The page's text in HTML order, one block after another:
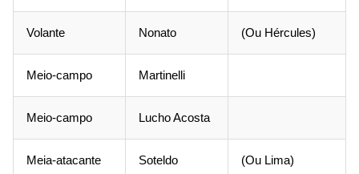
Volante Nonato (Ou Hércules)
Meio-campo Martinelli
Meio-campo Lucho Acosta
Meia-atacante Soteldo (Ou Lima)